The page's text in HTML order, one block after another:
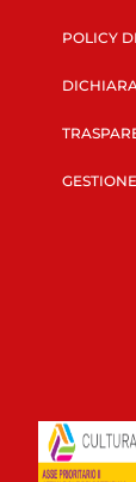
POLICY